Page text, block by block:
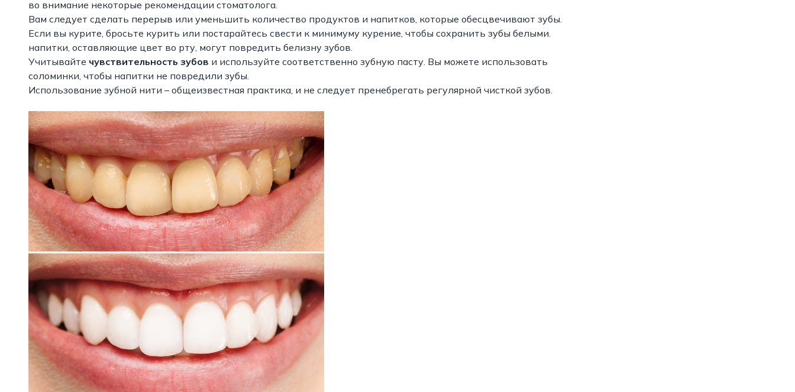
во внимание некоторые рекомендации стоматолога.
Вам следует сделать перерыв или уменьшить количество продуктов и напитков, которые обесцвечивают зубы.
Если вы курите, бросьте курить или постарайтесь свести к минимуму курение, чтобы сохранить зубы белыми.
напитки, оставляющие цвет во рту, могут повредить белизну зубов.
Учитывайте чувствительность зубов и используйте соответственно зубную пасту. Вы можете использовать
соломинки, чтобы напитки не повредили зубы.
Использование зубной нити – общеизвестная практика, и не следует пренебрегать регулярной чисткой зубов.